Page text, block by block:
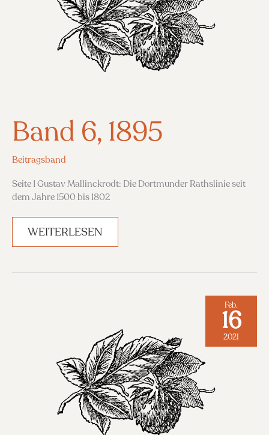
Band 6, 1895
Beitragsband
Seite 1 Gustav Mallinckrodt: Die Dortmunder Rathslinie seit
dem Jahre 1500 bis 1802
BAND
WEITERLESEN
Feb.
16
2021